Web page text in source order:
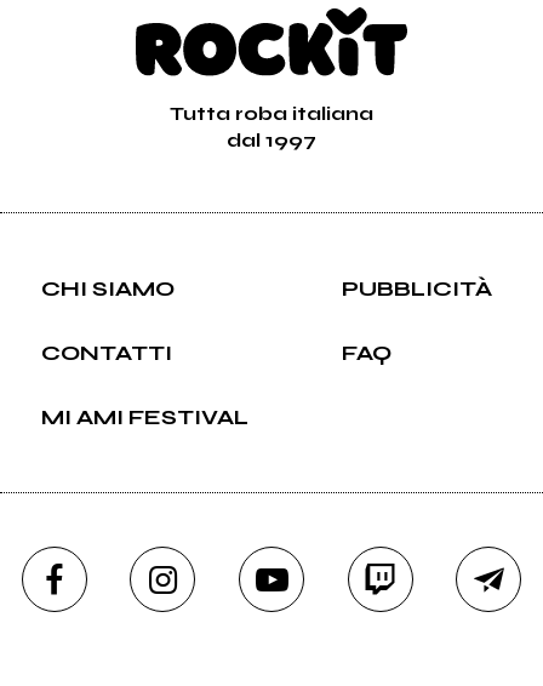
Tutta roba italiana
dal 1997
CHI SIAMO PUBBLICITÀ
CONTATTI FAQ
MI AMI FESTIVAL